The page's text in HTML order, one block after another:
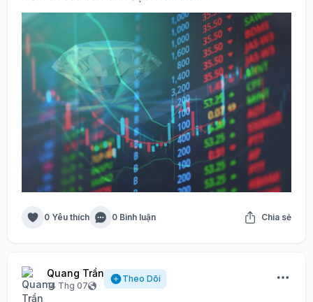
0 Yêu thích 0 Bình luận Chia sẻ
Quang Trần
14 Thg 07
Theo Dõi